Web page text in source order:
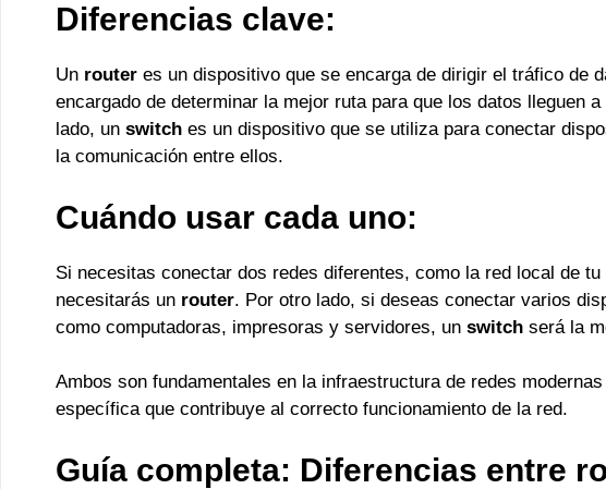
Diferencias clave:
Un router es un dispositivo que se encarga de dirigir el tráfico de
encargado de determinar la mejor ruta para que los datos lleguen
lado, un switch es un dispositivo que se utiliza para conectar
la comunicación entre ellos.
Cuándo usar cada uno:
Si necesitas conectar dos redes diferentes, como la red local de
necesitarás un router. Por otro lado, si deseas conectar varios
como computadoras, impresoras y servidores, un switch será la
Ambos son fundamentales en la infraestructura de redes
específica que contribuye al correcto funcionamiento de la red.
Guía completa: Diferencias entre